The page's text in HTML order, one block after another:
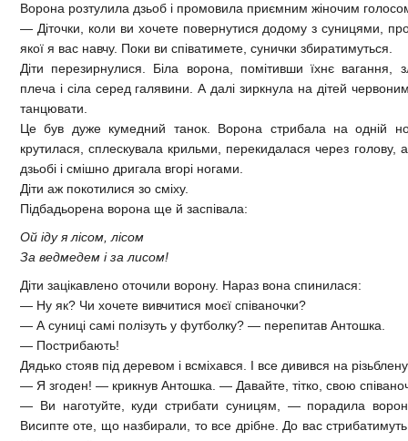
Ворона розтулила дзьоб і промовила приємним жіночим
— Діточки, коли ви хочете повернутися додому з суницями,
якої я вас навчу. Поки ви співатимете, сунички збиратимуться.
Діти перезирнулися. Біла ворона, помітивши їхнє вагання,
плеча і сіла серед галявини. А далі зиркнула на дітей
танцювати.
Це був дуже кумедний танок. Ворона стрибала на одній
крутилася, сплескувала крильми, перекидалася через голову,
дзьобі і смішно дригала вгорі ногами.
Діти аж покотилися зо сміху.
Підбадьорена ворона ще й заспівала:
Ой іду я лісом, лісом
За ведмедем і за лисом!
Діти зацікавлено оточили ворону. Нараз вона спинилася:
— Ну як? Чи хочете вивчитися моєї співаночки?
— А суниці самі полізуть у футболку? — перепитав Антошка.
— Пострибають!
Дядько стояв під деревом і всміхався. І все дивився на
— Я згоден! — крикнув Антошка. — Давайте, тітко, свою
— Ви наготуйте, куди стрибати суницям, — порадила
Висипте оте, що назбирали, то все дрібне. До вас стрибатимуть